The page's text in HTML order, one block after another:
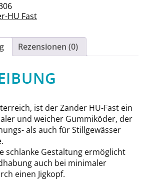
HU Fast
Rezensionen (0)
ist der Zander HU-Fast ein
und weicher Gummiköder, der
als auch für Stillgewässer
schlanke Gestaltung ermöglicht
auch bei minimaler
einen Jigkopf.